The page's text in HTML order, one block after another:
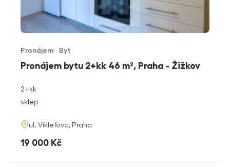
Pronájem bytu 2+kk 46 m², Praha - Žižkov
Typ nabídky
Pronájem
Typ nemovitosti
Byt
rozměry
dispozice
2+kk
funkce
sklep
adresa
ul. Viklefova, Praha
cena
19 000 Kč